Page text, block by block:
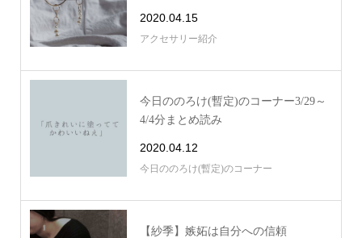
2020.04.15
アクセサリー紹介
今日ののろけ(暫定)のコーナー3/29～
4/4分まとめ読み
2020.04.12
今日ののろけ(暫定)のコーナー
【紗季】嫉妬は自分への信頼